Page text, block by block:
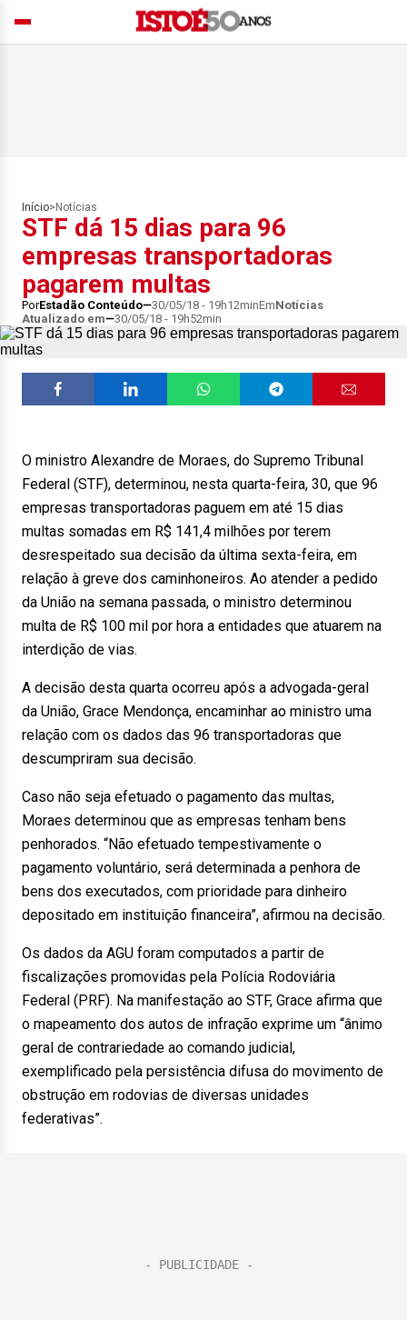
Início> Notícias
STF dá 15 dias para 96
empresas transportadoras
pagarem multas
PorEstadão Conteúdo 30/05/18 - 19h12minEmNotícias
Atualizado em
30/05/18 - 19h52min
O ministro Alexandre de Moraes, do Supremo Tribunal
Federal (STF), determinou, nesta quarta-feira, 30, que 96
empresas transportadoras paguem em até 15 dias
multas somadas em R$ 141,4 milhões por terem
desrespeitado sua decisão da última sexta-feira, em
relação à greve dos caminhoneiros. Ao atender a pedido
da União na semana passada, o ministro determinou
multa de R$ 100 mil por hora a entidades que atuarem na
interdição de vias.
A decisão desta quarta ocorreu após a advogada-geral
da União, Grace Mendonça, encaminhar ao ministro uma
relação com os dados das 96 transportadoras que
descumpriram sua decisão.
Caso não seja efetuado o pagamento das multas,
Moraes determinou que as empresas tenham bens
penhorados. “Não efetuado tempestivamente o
pagamento voluntário, será determinada a penhora de
bens dos executados, com prioridade para dinheiro
depositado em instituição financeira”, afirmou na decisão.
Os dados da AGU foram computados a partir de
fiscalizações promovidas pela Polícia Rodoviária
Federal (PRF). Na manifestação ao STF, Grace afirma que
o mapeamento dos autos de infração exprime um “ânimo
geral de contrariedade ao comando judicial,
exemplificado pela persistência difusa do movimento de
obstrução em rodovias de diversas unidades
federativas”.